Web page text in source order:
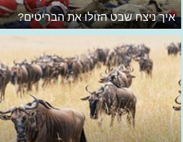
איך ניצח שבט הזולו את הבריטים?